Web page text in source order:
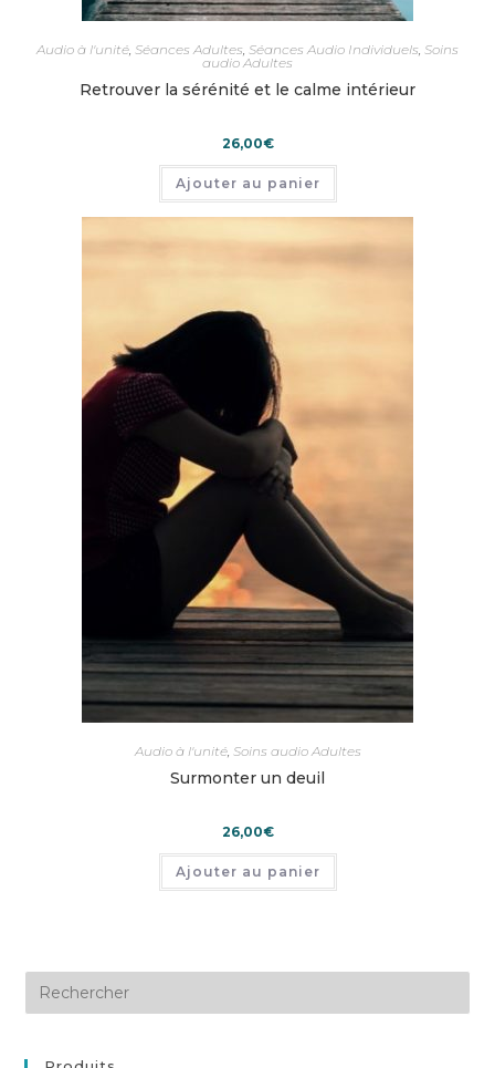
Audio à l'unité, Séances Adultes, Séances Audio Individuels, Soins
audio Adultes
Retrouver la sérénité et le calme intérieur
26,00€
Ajouter au panier
Audio à l'unité, Soins audio Adultes
Surmonter un deuil
26,00€
Ajouter au panier